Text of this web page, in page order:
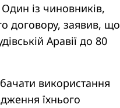
із чиновників,
договору, заявив, що
Аравії до 80
використання
їхнього